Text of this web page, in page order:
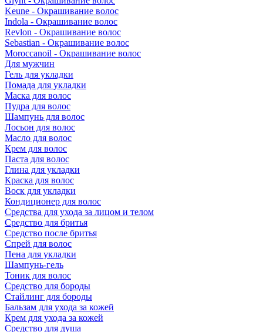
Keune - Окрашивание волос
Indola - Окрашивание волос
Revlon - Окрашивание волос
Sebastian - Окрашивание волос
Moroccanoil - Окрашивание волос
Для мужчин
Гель для укладки
Помада для укладки
Маска для волос
Пудра для волос
Шампунь для волос
Лосьон для волос
Масло для волос
Крем для волос
Паста для волос
Глина для укладки
Краска для волос
Воск для укладки
Кондиционер для волос
Средства для ухода за лицом и телом
Средство для бритья
Средство после бритья
Спрей для волос
Пена для укладки
Шампунь-гель
Тоник для волос
Средство для бороды
Стайлинг для бороды
Бальзам для ухода за кожей
Крем для ухода за кожей
Средство для душа